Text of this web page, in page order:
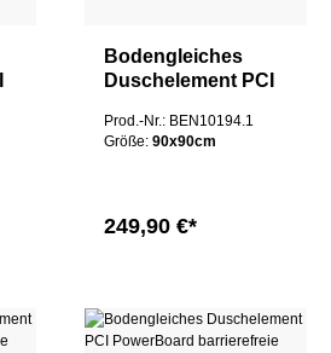
Bodengleiches
Duschelement PCI
barrierefreie und
rollstuhlbefahrbare
Prod.-Nr.: BEN10194.1
Größe: 90x90cm
249,90 €*